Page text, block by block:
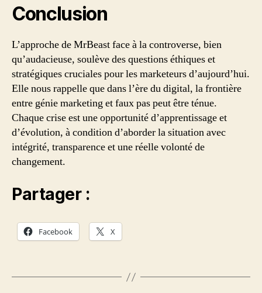
Conclusion
L’approche de MrBeast face à la controverse, bien
qu’audacieuse, soulève des questions éthiques et
stratégiques cruciales pour les marketeurs d’aujourd’hui.
Elle nous rappelle que dans l’ère du digital, la frontière
entre génie marketing et faux pas peut être ténue.
Chaque crise est une opportunité d’apprentissage et
d’évolution, à condition d’aborder la situation avec
intégrité, transparence et une réelle volonté de
changement.
Partager :
Facebook X